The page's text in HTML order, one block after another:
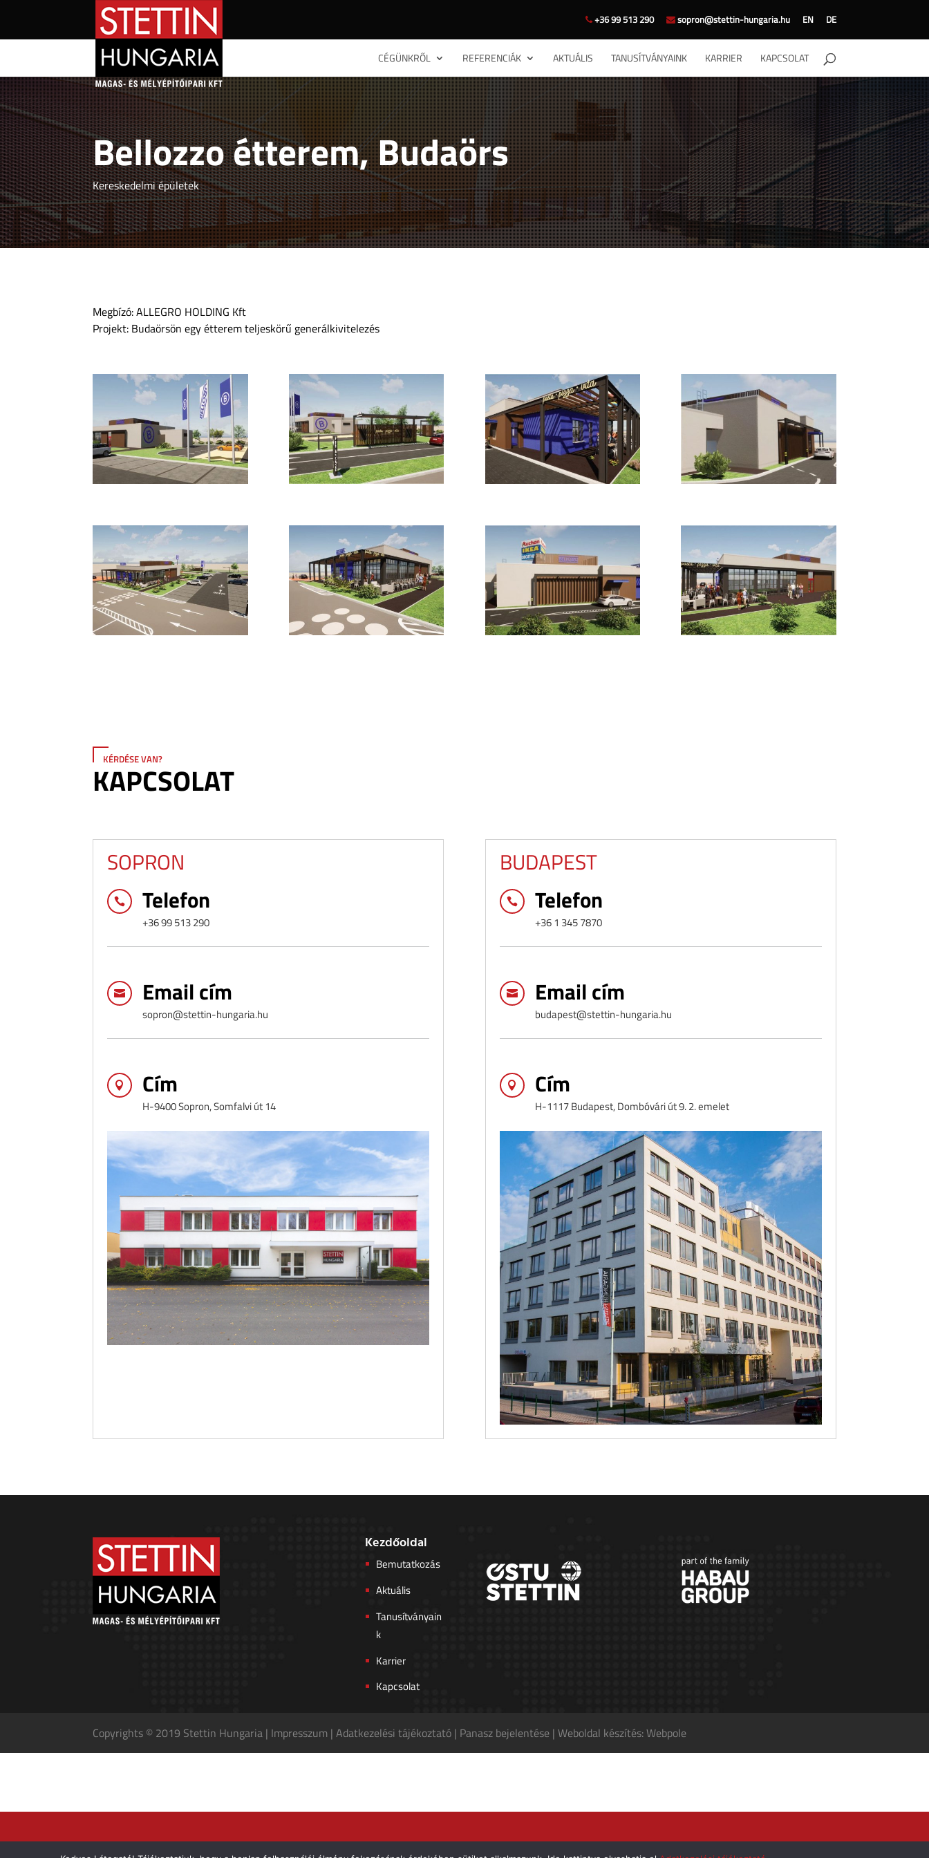
+36 99 513 290 sopron@stettin-hungaria.hu EN DE
CÉGÜNKRŐL REFERENCIÁK AKTUÁLIS TANUSÍTVÁNYAINK KARRIER KAPCSOLAT
Bellozzo étterem, Budaörs
Kereskedelmi épületek
Megbízó: ALLEGRO HOLDING Kft
Projekt: Budaörsön egy étterem teljeskörű generálkivitelezés
KÉRDÉSE VAN?
KAPCSOLAT
SOPRON
 Telefon
+36 99 513 290
 Email cím
sopron@stettin-hungaria.hu
 Cím
H-9400 Sopron, Somfalvi út 14
BUDAPEST
 Telefon
+36 1 345 7870
 Email cím
budapest@stettin-hungaria.hu
 Cím
H-1117 Budapest, Dombóvári út 9. 2. emelet
Kezdőoldal
Bemutatkozás
Aktuális
Tanusítványain
k
Karrier
Kapcsolat
Copyrights © 2019 Stettin Hungaria | Impresszum |Adatkezelési tájékoztató | Panasz bejelentése |Weboldal készítés: Webpole